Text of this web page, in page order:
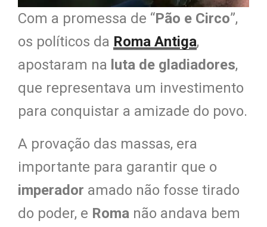
Com a promessa de “Pão e Circo”,
os políticos da Roma Antiga,
apostaram na luta de gladiadores,
que representava um investimento
para conquistar a amizade do povo.
A provação das massas, era
importante para garantir que o
imperador amado não fosse tirado
do poder, e Roma não andava bem